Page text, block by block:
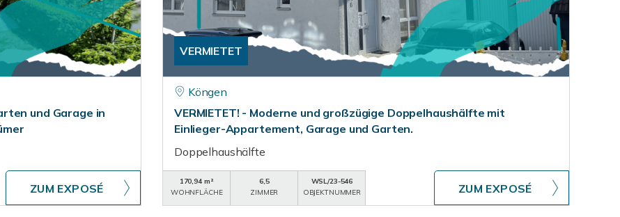
und Garage in
ZUM EXPOSÉ
VERMIETET
Köngen
VERMIETET! - Moderne und großzügige Doppelhaushälfte mit
Einlieger-Appartement, Garage und Garten.
Doppelhaushälfte
170,94 m²
WOHNFLÄCHE
6,5
ZIMMER
WSL/23-546
OBJEKTNUMMER
ZUM EXPOSÉ